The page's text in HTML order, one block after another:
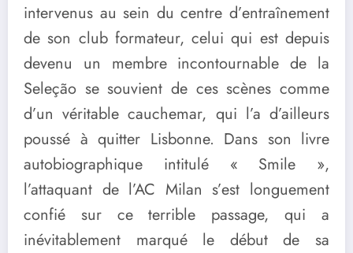
intervenus au sein du centre d’entraînement
de son club formateur, celui qui est depuis
devenu un membre incontournable de la
Seleção se souvient de ces scènes comme
d’un véritable cauchemar, qui l’a d’ailleurs
poussé à quitter Lisbonne. Dans son livre
autobiographique intitulé « Smile »,
l’attaquant de l’AC Milan s’est longuement
confié sur ce terrible passage, qui a
inévitablement marqué le début de sa